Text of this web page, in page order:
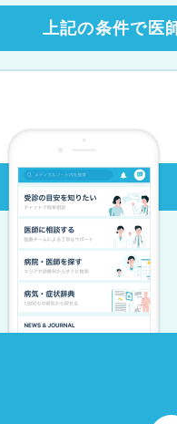
上記の条件で医